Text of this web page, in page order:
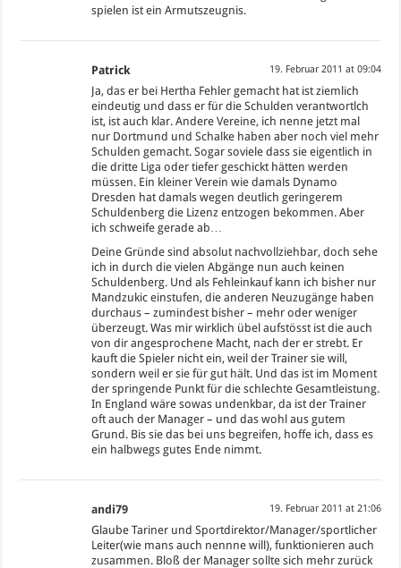
spielen ist ein Armutszeugnis.
Patrick 19. Februar 2011 at 09:04
Ja, das er bei Hertha Fehler gemacht hat ist ziemlich
eindeutig und dass er für die Schulden verantwortlch
ist, ist auch klar. Andere Vereine, ich nenne jetzt mal
nur Dortmund und Schalke haben aber noch viel mehr
Schulden gemacht. Sogar soviele dass sie eigentlich in
die dritte Liga oder tiefer geschickt hätten werden
müssen. Ein kleiner Verein wie damals Dynamo
Dresden hat damals wegen deutlich geringerem
Schuldenberg die Lizenz entzogen bekommen. Aber
ich schweife gerade ab…
Deine Gründe sind absolut nachvollziehbar, doch sehe
ich in durch die vielen Abgänge nun auch keinen
Schuldenberg. Und als Fehleinkauf kann ich bisher nur
Mandzukic einstufen, die anderen Neuzugänge haben
durchaus – zumindest bisher – mehr oder weniger
überzeugt. Was mir wirklich übel aufstösst ist die auch
von dir angesprochene Macht, nach der er strebt. Er
kauft die Spieler nicht ein, weil der Trainer sie will,
sondern weil er sie für gut hält. Und das ist im Moment
der springende Punkt für die schlechte Gesamtleistung.
In England wäre sowas undenkbar, da ist der Trainer
oft auch der Manager – und das wohl aus gutem
Grund. Bis sie das bei uns begreifen, hoffe ich, dass es
ein halbwegs gutes Ende nimmt.
andi79 19. Februar 2011 at 21:06
Glaube Tariner und Sportdirektor/Manager/sportlicher
Leiter(wie mans auch nennne will), funktionieren auch
zusammen. Bloß der Manager sollte sich mehr zurück